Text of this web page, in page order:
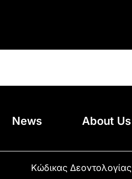
News About Us
Κώδικας Δεοντολογίας